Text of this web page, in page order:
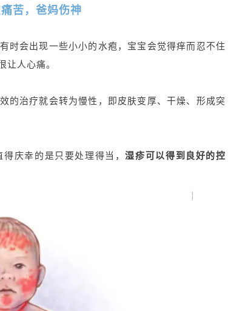
苦，爸妈伤神
时会出现一些小小的水疱，宝宝会觉得痒而忍不住
人心痛。
的治疗就会转为慢性，即皮肤变厚、干燥、形成突
庆幸的是只要处理得当，湿疹可以得到良好的控